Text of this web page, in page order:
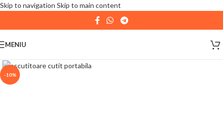
Skip to navigation Skip to main content
| 📦 Program livrari|In perioada11 August - 18
August,
expediate. Va multumim pentru intelegere!
MENIU
-10%